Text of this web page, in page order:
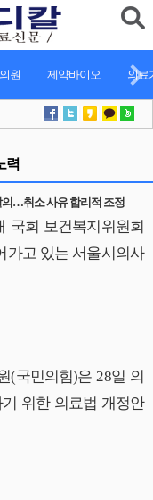
원 제약바이오 의료
력
의…취소 사유 합리적 조정
국회 보건복지위원회
가고 있는 서울시의사
(국민의힘)은 28일 의
위한 의료법 개정안